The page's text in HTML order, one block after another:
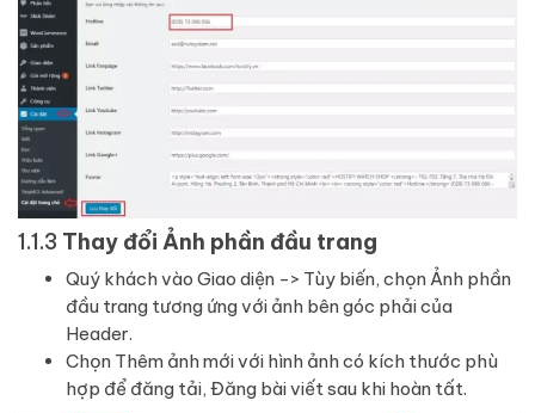
1.1.3 Thay đổi Ảnh phần đầu trang
Quý khách vào Giao diện -> Tùy biến, chọn Ảnh phần
đầu trang tương ứng với ảnh bên góc phải của
Header.
Chọn Thêm ảnh mới với hình ảnh có kích thước phù
hợp để đăng tải, Đăng bài viết sau khi hoàn tất.